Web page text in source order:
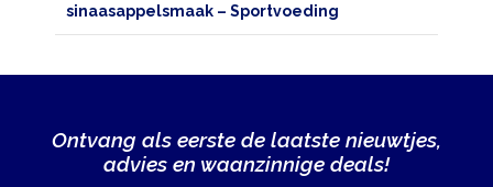
sinaasappelsmaak – Sportvoeding
Ontvang als eerste de laatste nieuwtjes,
advies en waanzinnige deals!